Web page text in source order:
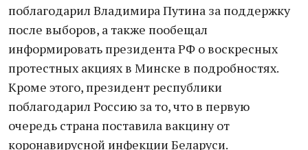
поблагодарил Владимира Путина за поддержку
после выборов, а также пообещал
информировать президента РФ о воскресных
протестных акциях в Минске в подробностях.
Кроме этого, президент республики
поблагодарил Россию за то, что в первую
очередь страна поставила вакцину от
коронавирусной инфекции Беларуси.